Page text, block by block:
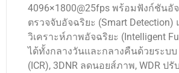
4096×1800@25fps พร้อมฟังก์ชันอั
ตรวจจับอัจฉริยะ (Smart Detection)
วิเคราะห์ภาพอัจฉริยะ (Intelligent
ได้ทั้งกลางวันและกลางคืนด้วยระบบ
(ICR), 3DNR ลดนอยส์ภาพ, WDR ป